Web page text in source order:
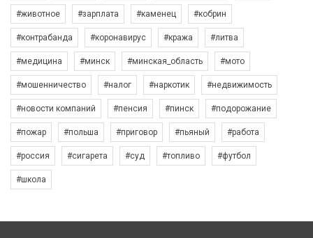
#животное #зарплата #каменец #кобрин
#контрабанда #коронавирус #кража #литва
#медицина #минск #минская_область #мото
#мошенничество #налог #наркотик #недвижимость
#новости компаний #пенсия #пинск #подорожание
#пожар #польша #приговор #пьяный #работа
#россия #сигарета #суд #топливо #футбол
#школа